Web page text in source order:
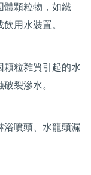
體顆粒物，如鐵
用水裝置。
顆粒雜質引起的水
裂滲水。
浴噴頭、水龍頭漏